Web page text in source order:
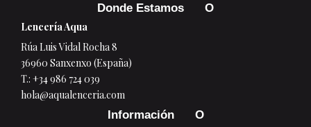
Donde Estamos
Lencería Aqua
Rúa Luis Vidal Rocha 8
36960 Sanxenxo (España)
T.: +34 986 724 039
hola@aqualenceria.com
Información